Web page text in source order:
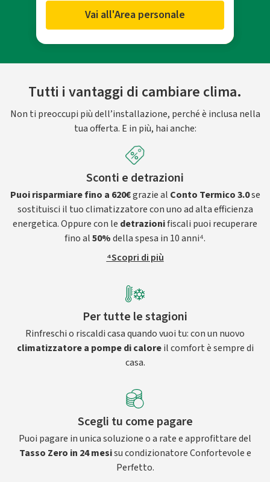
Vai all'Area personale
Tutti i vantaggi di cambiare clima.
Non ti preoccupi più dell’installazione, perché è inclusa nella
tua offerta. E in più, hai anche:
Sconti e detrazioni
Puoi risparmiare fino a 620€grazie al Conto Termico 3.0se
sostituisci il tuo climatizzatore con uno ad alta efficienza
energetica. Oppure con le detrazionifiscali puoi recuperare
fino al50%della spesa in 10 anni⁴.
⁴Scopri di più
Per tutte le stagioni
Rinfreschi o riscaldi casa quando vuoi tu: con un nuovo
climatizzatore a pompe di caloreil comfort è sempre di
casa.
Scegli tu come pagare
Puoi pagare in unica soluzione o a rate e approfittare del
Tasso Zero in 24 mesisu condizionatore Confortevole e
Perfetto.